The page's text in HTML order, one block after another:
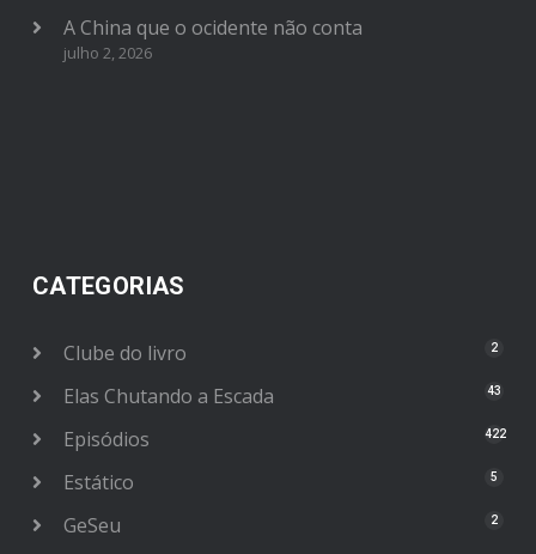
A China que o ocidente não conta
julho 2, 2026
CATEGORIAS
Clube do livro 2
Elas Chutando a Escada 43
Episódios 422
Estático 5
GeSeu 2